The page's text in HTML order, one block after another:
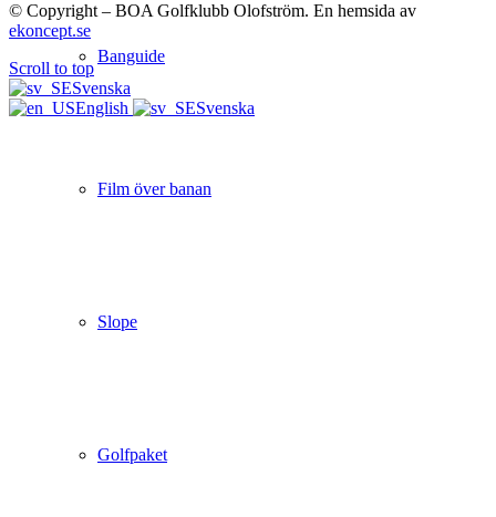
Banguide
Film över banan
Slope
Golfpaket
© Copyright – BOA Golfklubb Olofström. En hemsida av
ekoncept.se
Scroll to top
Svenska
English
Svenska